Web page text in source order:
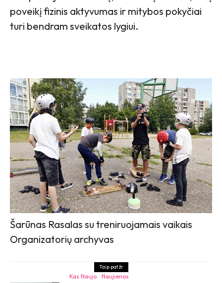
poveikį fizinis aktyvumas ir mitybos pokyčiai
turi bendram sveikatos lygiui.
Šarūnas Rasalas su treniruojamais vaikais
Organizatorių archyvas
Taip pat žr
Kas Naujo Naujienos